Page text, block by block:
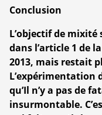
Conclusion
L’objectif de
dans l’article 1 de
2013, mais restait
L’expérimentation
qu’Il n’y a pas de
insurmontable.